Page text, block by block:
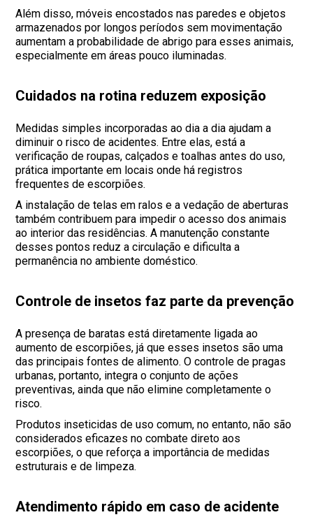
Além disso, móveis encostados nas paredes e objetos
armazenados por longos períodos sem movimentação
aumentam a probabilidade de abrigo para esses animais,
especialmente em áreas pouco iluminadas.
Cuidados na rotina reduzem exposição
Medidas simples incorporadas ao dia a dia ajudam a
diminuir o risco de acidentes. Entre elas, está a
verificação de roupas, calçados e toalhas antes do uso,
prática importante em locais onde há registros
frequentes de escorpiões.
A instalação de telas em ralos e a vedação de aberturas
também contribuem para impedir o acesso dos animais
ao interior das residências. A manutenção constante
desses pontos reduz a circulação e dificulta a
permanência no ambiente doméstico.
Controle de insetos faz parte da prevenção
A presença de baratas está diretamente ligada ao
aumento de escorpiões, já que esses insetos são uma
das principais fontes de alimento. O controle de pragas
urbanas, portanto, integra o conjunto de ações
preventivas, ainda que não elimine completamente o
risco.
Produtos inseticidas de uso comum, no entanto, não são
considerados eficazes no combate direto aos
escorpiões, o que reforça a importância de medidas
estruturais e de limpeza.
Atendimento rápido em caso de acidente